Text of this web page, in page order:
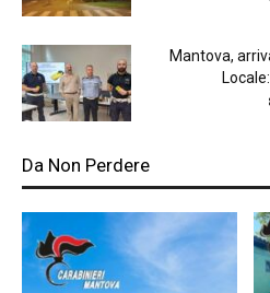
Mantova,
Da Non Perdere